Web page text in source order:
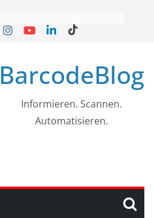
BarcodeBlog
Informieren. Scannen.
Automatisieren.